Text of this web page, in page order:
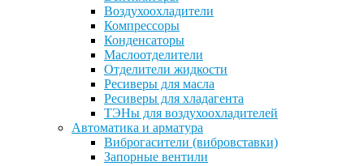
Воздухоохладители
Компрессоры
Конденсаторы
Маслоотделители
Отделители жидкости
Ресиверы для масла
Ресиверы для хладагента
ТЭНы для воздухоохладителей
Автоматика и арматура
Виброгасители (вибровставки)
Запорные вентили